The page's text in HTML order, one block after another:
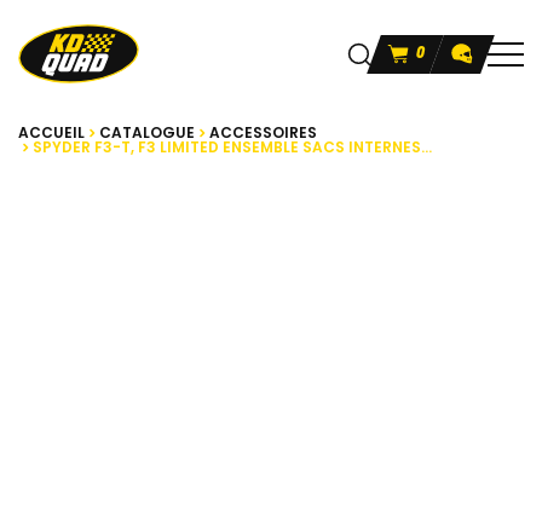
0
ACCUEIL CATALOGUE ACCESSOIRES
SPYDER F3-T, F3 LIMITED ENSEMBLE SACS INTERNES...